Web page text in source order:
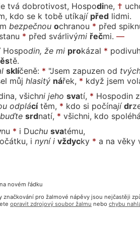
tvá dobrotivost, Hospodine, †
kdo se k tobě utíkají před lidmi.
bezpečnou ochranou * před spik
stanu * před svárlivými řečmi. —
Hospodin, že mi prokázal *
tě.
sklíčeně: * "Jsem zapuzen od
můj hlasitý nářek, * když jsem vo
všichni jeho svatí, * Hospodin
odplácítěm, * kdo si počínají dr
buďte srdnatí, * všichni, kdo spoléhá
nu * i Duchu svatému,
i nyní i vždycky * a na věky
novém řádku
značkování pro žalmové nápěvy jsou nejčastěji
opravit zdrojový soubor žalmu nebo chybu